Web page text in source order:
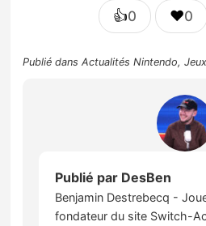
👍0 ❤️0
Publié dansActualités Nintendo,Jeux
Publié par DesBen
Benjamin Destrebecq -
fondateur du site Switch-